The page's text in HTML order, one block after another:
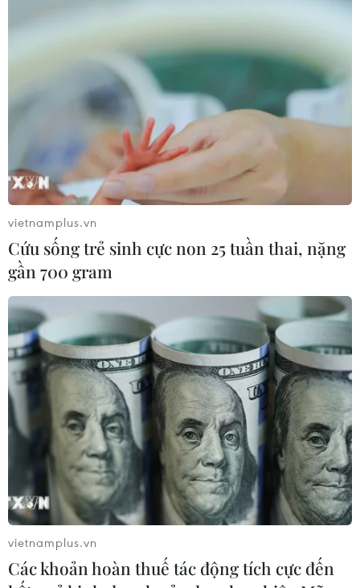
vietnamplus.vn
Cứu sống trẻ sinh cực non 25 tuần thai, nặng
gần 700 gram
vietnamplus.vn
Các khoản hoàn thuế tác động tích cực đến